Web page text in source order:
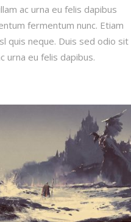
ac urna eu felis dapibus
fermentum nunc. Etiam
quis neque. Duis sed odio sit
urna eu felis dapibus.